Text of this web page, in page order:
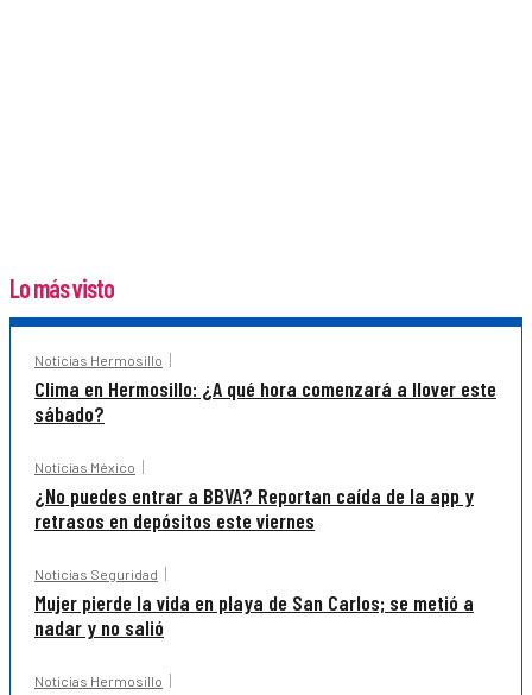
Lo más visto
Noticias Hermosillo
Clima en Hermosillo: ¿A qué hora comenzará a llover este
sábado?
Noticias México
¿No puedes entrar a BBVA? Reportan caída de la app y
retrasos en depósitos este viernes
Noticias Seguridad
Mujer pierde la vida en playa de San Carlos; se metió a
nadar y no salió
Noticias Hermosillo